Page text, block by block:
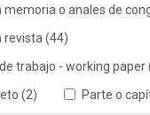
memoria o anales de
revista (44)
trabajo - working paper
(2)
Parte o